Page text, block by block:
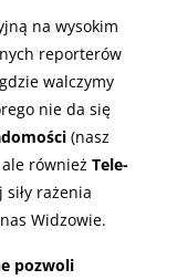
na wysokim
reporterów
walczymy
nie da się
(nasz
również Tele-
siły rażenia
Widzowie.
pozwoli